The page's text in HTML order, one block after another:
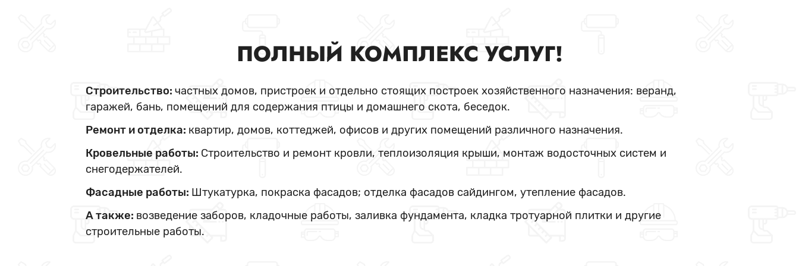
ПОЛНЫЙ КОМПЛЕКС УСЛУГ!
Строительство: частных домов, пристроек и отдельно стоящих построек хозяйственного назначения: веранд,
гаражей, бань, помещений для содержания птицы и домашнего скота, беседок.
Ремонт и отделка: квартир, домов, коттеджей, офисов и других помещений различного назначения.
Кровельные работы: Строительство и ремонт кровли, теплоизоляция крыши, монтаж водосточных систем и
снегодержателей.
Фасадные работы: Штукатурка, покраска фасадов; отделка фасадов сайдингом, утепление фасадов.
А также: возведение заборов, кладочные работы, заливка фундамента, кладка тротуарной плитки и другие
строительные работы.